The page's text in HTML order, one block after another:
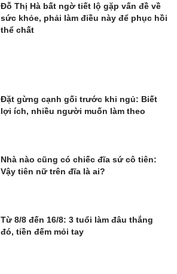
Đỗ Thị Hà bất ngờ tiết lộ gặp vấn đề về
sức khỏe, phải làm điều này để phục hồi
thể chất
Đặt gừng cạnh gối trước khi ngủ: Biết
lợi ích, nhiều người muốn làm theo
Nhà nào cũng có chiếc đĩa sứ cô tiên:
Vậy tiên nữ trên đĩa là ai?
Từ 8/8 đến 16/8: 3 tuổi làm đâu thắng
đó, tiền đếm mỏi tay